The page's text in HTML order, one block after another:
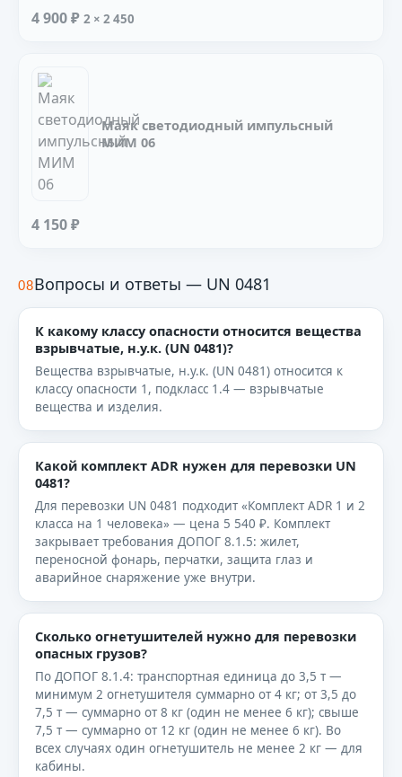
4 900 ₽ 2 × 2 450
Маяк светодиодный импульсный
МИМ 06
4 150 ₽
08Вопросы и ответы — UN 0481
К какому классу опасности относится вещества
взрывчатые, н.у.к. (UN 0481)?
Вещества взрывчатые, н.у.к. (UN 0481) относится к
классу опасности 1, подкласс 1.4 — взрывчатые
вещества и изделия.
Какой комплект ADR нужен для перевозки UN
0481?
Для перевозки UN 0481 подходит «Комплект ADR 1 и 2
класса на 1 человека» — цена 5 540 ₽. Комплект
закрывает требования ДОПОГ 8.1.5: жилет,
переносной фонарь, перчатки, защита глаз и
аварийное снаряжение уже внутри.
Сколько огнетушителей нужно для перевозки
опасных грузов?
По ДОПОГ 8.1.4: транспортная единица до 3,5 т —
минимум 2 огнетушителя суммарно от 4 кг; от 3,5 до
7,5 т — суммарно от 8 кг (один не менее 6 кг); свыше
7,5 т — суммарно от 12 кг (один не менее 6 кг). Во
всех случаях один огнетушитель не менее 2 кг — для
кабины.